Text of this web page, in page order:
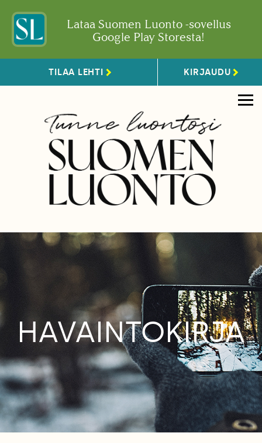
Lataa Suomen Luonto -sovellus
Google Play Storesta!
TILAA LEHTI KIRJAUDU
HAVAINTOKIRJA